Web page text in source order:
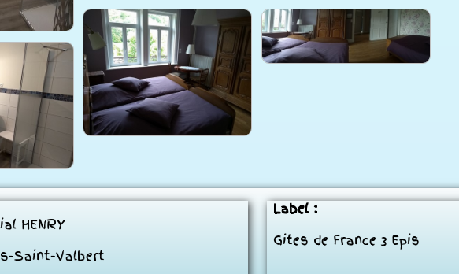
HENRY
Saint-Valbert
Label :
Gites de France 3 Epis